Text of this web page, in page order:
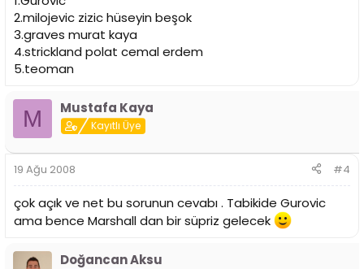
2.milojevic zizic hüseyin beşok
3.graves murat kaya
4.strickland polat cemal erdem
5.teoman
M Mustafa Kaya
Kayıtlı Üye
19 Ağu 2008 #4
çok açık ve net bu sorunun cevabı . Tabikide Gurovic
ama bence Marshall dan bir süpriz gelecek
Doğancan Aksu